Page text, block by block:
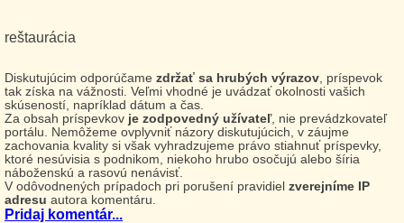
reštaurácia
Diskutujúcim odporúčame zdržať sa hrubých výrazov , príspevok
tak získa na vážnosti. Veľmi vhodné je uvádzať okolnosti vašich
skúseností, napríklad dátum a čas.
Za obsah príspevkov je zodpovedný užívateľ, nie prevádzkovateľ
portálu. Nemôžeme ovplyvniť názory diskutujúcich, v záujme
zachovania kvality si však vyhradzujeme právo stiahnuť príspevky,
ktoré nesúvisia s podnikom, niekoho hrubo osočujú alebo šíria
náboženskú a rasovú nenávisť.
V odôvodnených prípadoch pri porušení pravidiel zverejníme IP
adresu autora komentáru.
Pridaj komentár...